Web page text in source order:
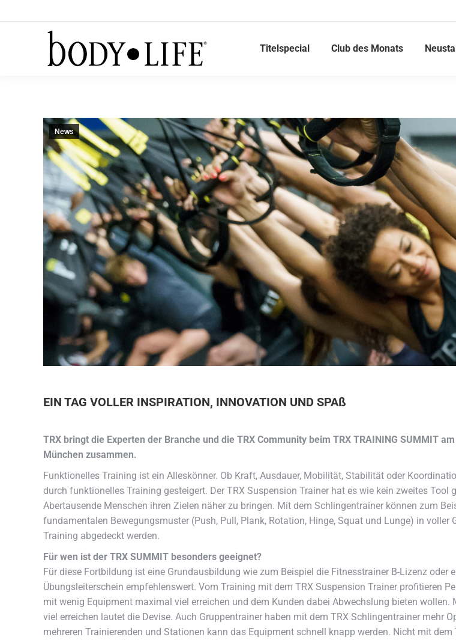
Titelspecial Club des Monats
News
EIN TAG VOLLER INSPIRATION, INNOVATION UND SPAß
TRX bringt die Experten der Branche und die TRX Community beim TRX TRAINING SUMMIT
München zusammen.
Funktionelles Training ist ein Alleskönner. Ob Kraft, Ausdauer, Mobilität, Stabilität oder
durch funktionelles Training gesteigert. Der TRX Suspension Trainer hat es wie kein zweites Tool
Abertausende Menschen ihren Zielen näher zu bringen. Mit dem Schlingentrainer können zum
fundamentalen Bewegungsmuster (Push, Pull, Plank, Rotation, Hinge, Squat und Lunge) in voller
Training abgedeckt werden.
Für wen ist der TRX SUMMIT besonders geeignet?
Für diese Fortbildung ist eine Grundausbildung wie zum Beispiel die Fitnesstrainer B-Lizenz oder
Übungsleiterschein empfehlenswert. Vom Training mit dem TRX Suspension Trainer profitieren
mit wenig Equipment maximal viel erreichen und dem Kunden dabei Abwechslung bieten wollen.
viel erreichen lautet die Devise. Auch Gruppentrainer haben mit dem TRX Schlingentrainer mehr
mehreren Trainierenden und Stationen kann das Equipment schnell knapp werden. Nicht mit dem